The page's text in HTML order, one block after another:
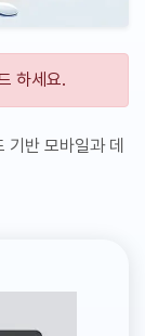
하세요.
기반 모바일과 데